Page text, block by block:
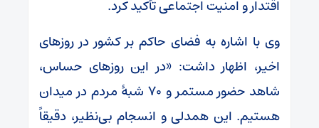
اقتدار و امنیت اجتماعی تأکید کرد.
وی با اشاره به فضای حاکم بر کشور در روزهای
اخیر، اظهار داشت: «در این روزهای حساس،
شاهد حضور مستمر و ۷۰ شبۀ مردم در میدان
هستیم. این همدلی و انسجام بی‌نظیر، دقیقاً